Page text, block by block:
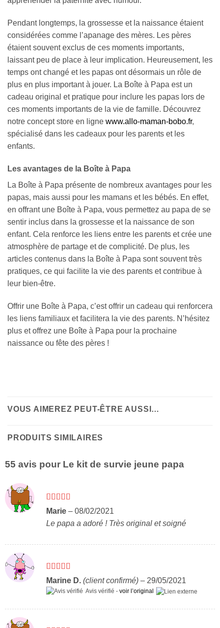
Pendant longtemps, la grossesse et la naissance étaient
considérées comme l’apanage des mères. Les pères
étaient souvent exclus de ces moments importants,
laissant peu de place à leur implication. Heureusement, les
temps ont changé et les papas ont désormais un rôle de
plus en plus important à jouer. La Boîte à Papa est un
cadeau original et pratique pour inclure les papas lors de
ces moments importants de la vie de famille. Découvrez
notre concept store en ligne www.allo-maman-bobo.fr,
spécialisé dans les cadeaux pour les parents et les
enfants.
Les avantages de la Boîte à Papa
La Boîte à Papa présente de nombreux avantages pour les
papas, mais aussi pour les mamans et les bébés. En effet,
en offrant une Boîte à Papa, vous permettez au papa de se
sentir inclus dans la grossesse et la naissance de son
enfant. Cela renforce les liens entre les parents et crée une
atmosphère de partage et de complicité. De plus, les
articles contenus dans la Boîte à Papa sont souvent très
pratiques, ce qui facilite la vie des parents et contribue à
leur bien-être.
Offrir une Boîte à Papa, c’est offrir un cadeau qui renforcera
les liens familiaux et facilitera la vie des parents. N’hésitez
plus et offrez une Boîte à Papa pour la prochaine
naissance ou fête des pères !
VOUS AIMEREZ PEUT-ÊTRE AUSSI…
PRODUITS SIMILAIRES
55 avis pour Le kit de survie jeune papa
Note5 sur 5
Marie – 08/02/2021
Le papa a adoré ! Très original et soigné
Note5sur 5
Marine D. (client confirmé) – 29/05/2021
Avis vérifié - voir l’original